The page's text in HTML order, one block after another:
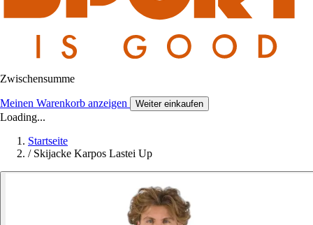
Zwischensumme
Meinen Warenkorb anzeigen Weiter einkaufen
Loading...
Startseite
/ Skijacke Karpos Lastei Up